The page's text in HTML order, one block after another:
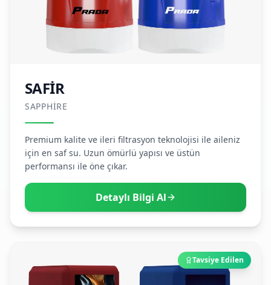
SAFİR
SAPPHIRE
Premium kalite ve ileri filtrasyon teknolojisi ile aileniz
için en saf su. Uzun ömürlü yapısı ve üstün
performansı ile öne çıkar.
Detaylı Bilgi Al
Tavsiye Edilen